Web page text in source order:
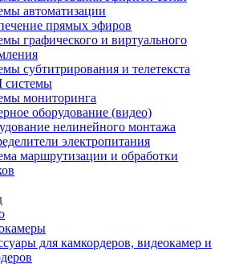
автоматизации
прямых эфиров
графического и виртуального
субтитрирования и телетекста
системы
мониторинга
оборудование (видео)
нелинейного монтажа
электропитания
маршрутизации и обработки
для камкордеров, видеокамер и